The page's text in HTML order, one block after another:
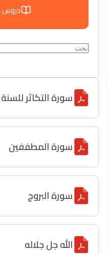
دروس
سورة التكاثر للسنة
سورة المطففين
سورة البروج
الله جل جلاله